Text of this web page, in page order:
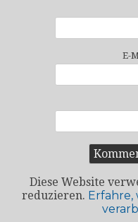
E-
Diese Website
reduzieren. Erfahre,